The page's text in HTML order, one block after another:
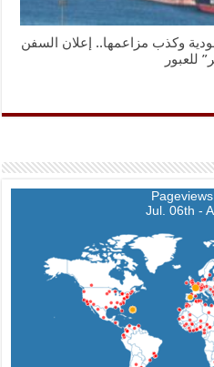
وكذب مزاعمها.. إعلان السفن
للعبور
Jul. 06th -